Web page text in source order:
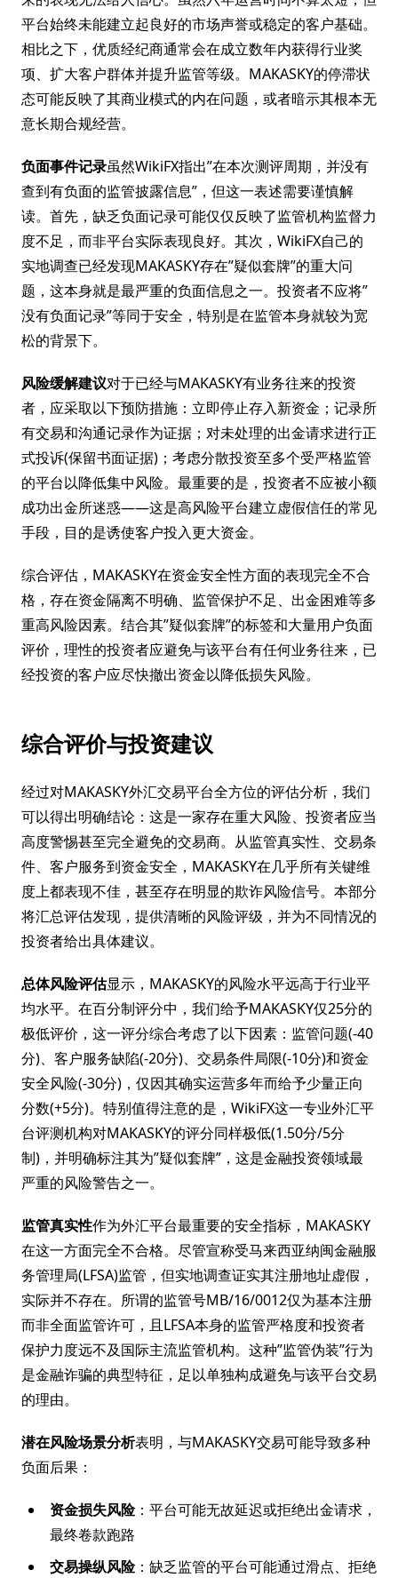
平台始终未能建立起良好的市场声誉或稳定的客户基础。
相比之下，优质经纪商通常会在成立数年内获得行业奖
项、扩大客户群体并提升监管等级。MAKASKY的停滞状
态可能反映了其商业模式的内在问题，或者暗示其根本无
意长期合规经营。
负面事件记录虽然WikiFX指出”在本次测评周期，并没有
查到有负面的监管披露信息”，但这一表述需要谨慎解
读。首先，缺乏负面记录可能仅仅反映了监管机构监督力
度不足，而非平台实际表现良好。其次，WikiFX自己的
实地调查已经发现MAKASKY存在”疑似套牌”的重大问
题，这本身就是最严重的负面信息之一。投资者不应将”
没有负面记录”等同于安全，特别是在监管本身就较为宽
松的背景下。
风险缓解建议对于已经与MAKASKY有业务往来的投资
者，应采取以下预防措施：立即停止存入新资金；记录所
有交易和沟通记录作为证据；对未处理的出金请求进行正
式投诉(保留书面证据)；考虑分散投资至多个受严格监管
的平台以降低集中风险。最重要的是，投资者不应被小额
成功出金所迷惑——这是高风险平台建立虚假信任的常见
手段，目的是诱使客户投入更大资金。
综合评估，MAKASKY在资金安全性方面的表现完全不合
格，存在资金隔离不明确、监管保护不足、出金困难等多
重高风险因素。结合其”疑似套牌”的标签和大量用户负面
评价，理性的投资者应避免与该平台有任何业务往来，已
经投资的客户应尽快撤出资金以降低损失风险。
综合评价与投资建议
经过对MAKASKY外汇交易平台全方位的评估分析，我们
可以得出明确结论：这是一家存在重大风险、投资者应当
高度警惕甚至完全避免的交易商。从监管真实性、交易条
件、客户服务到资金安全，MAKASKY在几乎所有关键维
度上都表现不佳，甚至存在明显的欺诈风险信号。本部分
将汇总评估发现，提供清晰的风险评级，并为不同情况的
投资者给出具体建议。
总体风险评估显示，MAKASKY的风险水平远高于行业平
均水平。在百分制评分中，我们给予MAKASKY仅25分的
极低评价，这一评分综合考虑了以下因素：监管问题(-40
分)、客户服务缺陷(-20分)、交易条件局限(-10分)和资金
安全风险(-30分)，仅因其确实运营多年而给予少量正向
分数(+5分)。特别值得注意的是，WikiFX这一专业外汇平
台评测机构对MAKASKY的评分同样极低(1.50分/5分
制)，并明确标注其为”疑似套牌”，这是金融投资领域最
严重的风险警告之一。
监管真实性作为外汇平台最重要的安全指标，MAKASKY
在这一方面完全不合格。尽管宣称受马来西亚纳闽金融服
务管理局(LFSA)监管，但实地调查证实其注册地址虚假，
实际并不存在。所谓的监管号MB/16/0012仅为基本注册
而非全面监管许可，且LFSA本身的监管严格度和投资者
保护力度远不及国际主流监管机构。这种”监管伪装”行为
是金融诈骗的典型特征，足以单独构成避免与该平台交易
的理由。
潜在风险场景分析表明，与MAKASKY交易可能导致多种
负面后果：
资金损失风险：平台可能无故延迟或拒绝出金请求，
最终卷款跑路
交易操纵风险：缺乏监管的平台可能通过滑点、拒绝